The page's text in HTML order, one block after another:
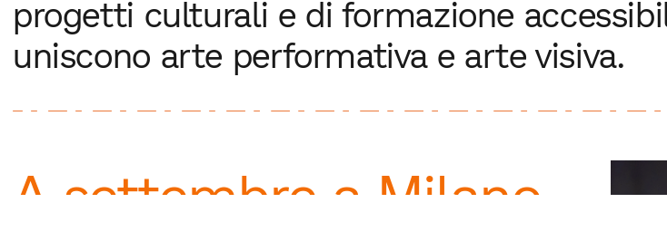
progetti culturali e di formazione
uniscono arte performativa e arte visiva.
A settembre a Milano